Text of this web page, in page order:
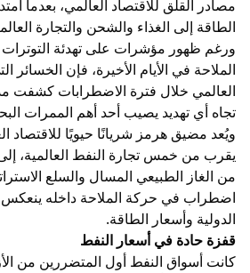
مصادر القلق للاقتصاد العالمي، بعدما
الطاقة إلى الغذاء والشحن والتجارة
ورغم ظهور مؤشرات على تهدئة
الملاحة في الأيام الأخيرة، فإن الخسائر
العالمي خلال فترة الاضطرابات كشفت
تجاه أي تهديد يصيب أحد أهم الممرات
ويُعد مضيق هرمز شريانًا حيويًا للاقتصاد
يقرب من خمس تجارة النفط العالمية،
من الغاز الطبيعي المسال والسلع
اضطراب في حركة الملاحة داخله
الدولية وأسعار الطاقة.
قفزة حادة في أسعار النفط
كانت أسواق النفط أول المتضررين من